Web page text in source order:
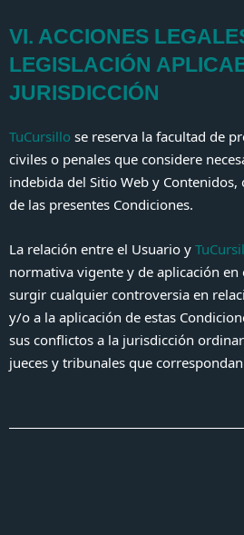
VI. ACCIONES
LEGISLACIÓN
JURISDICCIÓN
TuCursillo se reserva la facultad de
civiles o penales que considere
indebida del Sitio Web y
de las presentes Condiciones.
La relación entre el Usuario y
normativa vigente y de aplicación
surgir cualquier controversia en
y/o a la aplicación de estas
sus conflictos a la jurisdicción
jueces y tribunales que